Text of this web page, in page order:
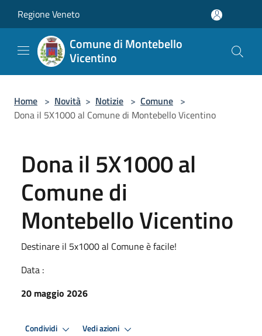
Regione Veneto
Comune di Montebello
Vicentino
Home > Novità > Notizie > Comune >
Dona il 5X1000 al Comune di Montebello Vicentino
Dona il 5X1000 al
Comune di
Montebello Vicentino
Destinare il 5x1000 al Comune è facile!
Data :
20 maggio 2026
Condividi Vedi azioni